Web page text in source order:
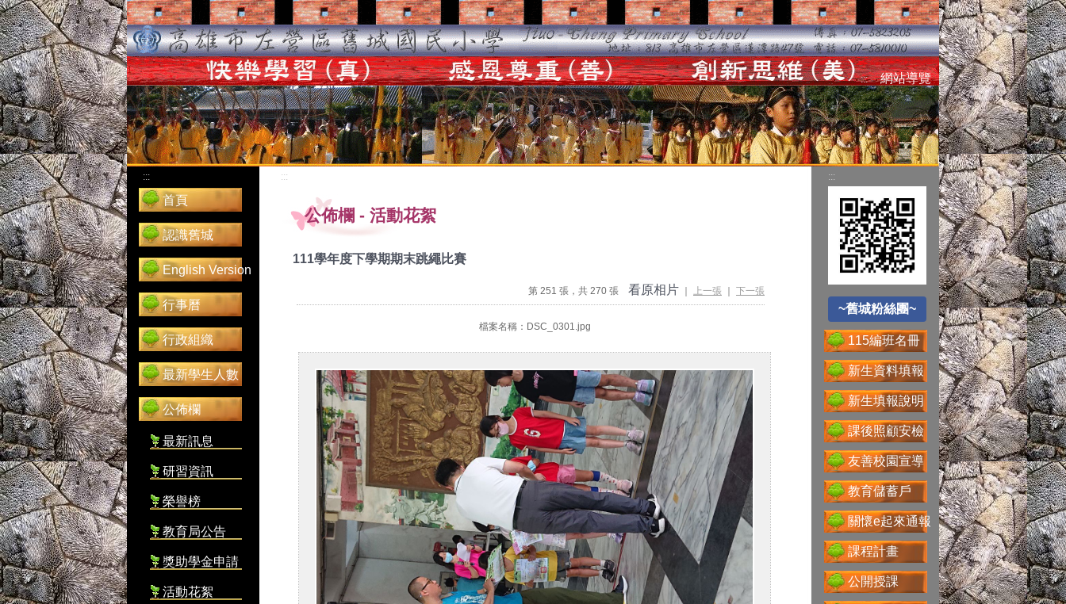
::: 網站導覽
:::
首頁
認識舊城
English Version
行事曆
行政組織
最新學生人數
公佈欄
最新訊息
研習資訊
榮譽榜
教育局公告
獎助學金申請
活動花絮
:::
公佈欄 - 活動花絮
111學年度下學期期末跳繩比賽
第 251 張，共 270 張 看原相片 上一張 下一張
檔案名稱：DSC_0301.jpg
:::
~舊城粉絲團~
~舊城粉絲團~
115編班名冊
新生資料填報
新生填報說明
課後照顧安檢
友善校園宣導
教育儲蓄戶
關懷e起來通報
課程計畫
公開授課
空氣品質監測站
圓夢助學網
遊戲軟體分級制
送子鳥資訊服務
Google For
Education
性別主流化專區